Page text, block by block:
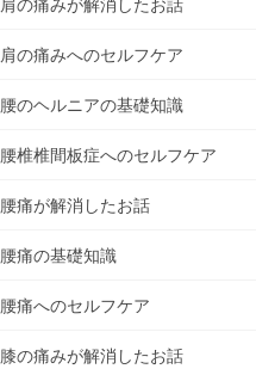
肩の痛みが解消したお話
肩の痛みへのセルフケア
腰のヘルニアの基礎知識
腰椎椎間板症へのセルフケア
腰痛が解消したお話
腰痛の基礎知識
腰痛へのセルフケア
膝の痛みが解消したお話